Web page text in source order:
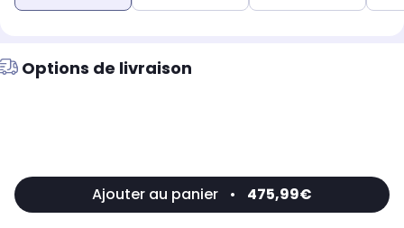
Options de livraison
Ajouter au panier • 475,99€